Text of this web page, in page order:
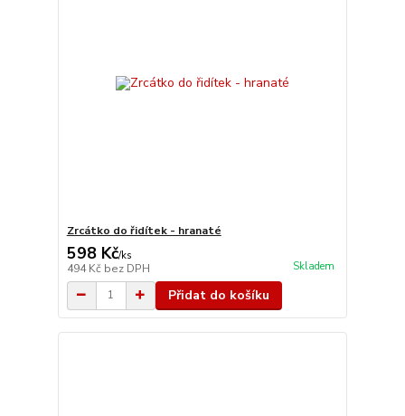
Zrcátko do řidítek - hranaté
598 Kč/ks
494 Kč bez DPH Skladem
Přidat do košíku